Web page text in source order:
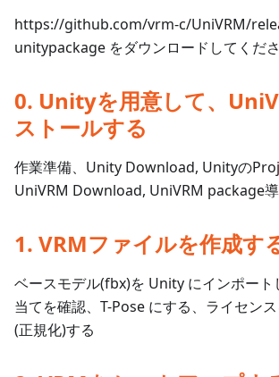
https://github.com/vrm-c/UniVRM/
unitypackage をダウンロードしてくださ
0. Unityを用意して、
ストールする
作業準備、Unity Download, Unityの
UniVRM Download, UniVRM package
1. VRMファイルを作成す
ベースモデル(fbx)を Unity にインポート
当てを確認、T-Pose にする、ライセン
(正規化)する